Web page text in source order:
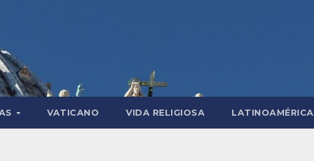
VATICANO VIDA RELIGIOSA LATINOAMÉRICA